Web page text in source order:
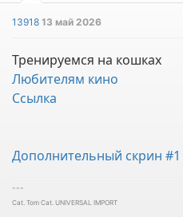
1391813 май 2026
Тренируемся на кошках
Любителям кино
Cсылка
Дополнительный скрин #1
---
Cat. Tom Cat. UNIVERSAL IMPORT